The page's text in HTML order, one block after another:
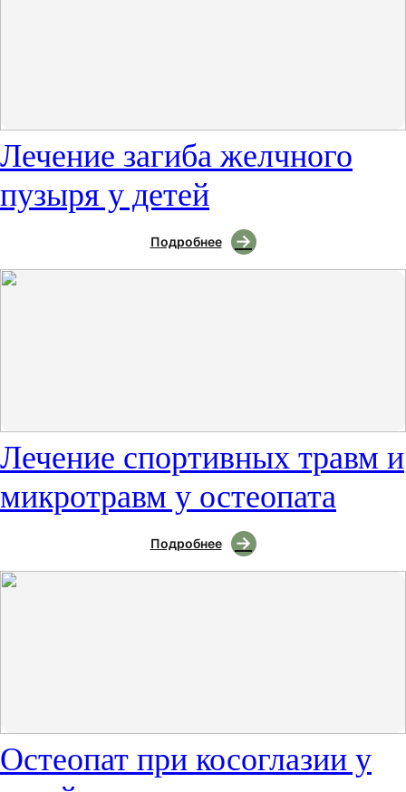
Лечение загиба желчного
пузыря у детей
Подробнее
Лечение спортивных травм и
микротравм у остеопата
Подробнее
Остеопат при косоглазии у